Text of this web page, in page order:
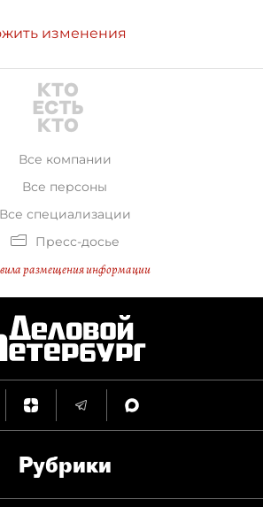
изменения
Все компании
Все персоны
Все специализации
Пресс-досье
размещения информации
Рубрики